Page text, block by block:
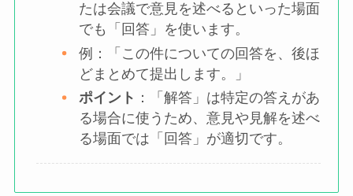
たは会議で意見を述べるといった場面
でも「回答」を使います。
例：「この件についての回答を、後ほ
どまとめて提出します。」
ポイント ：「解答」は特定の答えがあ
る場合に使うため、意見や見解を述べ
る場面では「回答」が適切です。